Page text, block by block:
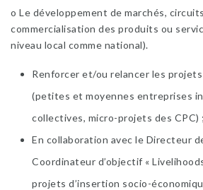
o Le développement de marchés,
commercialisation des produits ou
niveau local comme national).
Renforcer et/ou relancer les
(petites et moyennes entreprises
collectives, micro-projets des CPC) ;
En collaboration avec le Directeur
Coordinateur d’objectif «
projets d’insertion socio-